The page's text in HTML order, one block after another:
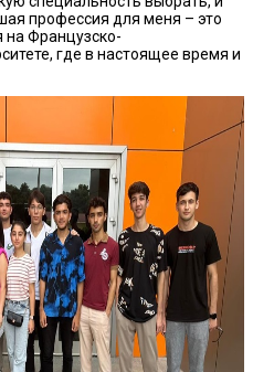
профессия для меня – это
на Французско-
где в настоящее время и